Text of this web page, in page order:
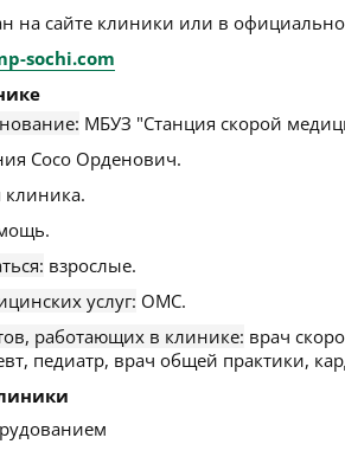
на сайте клиники или в
sochi.com
МБУЗ "Станция скорой
Сосо Орденович.
клиника.
взрослые.
услуг: ОМС.
работающих в клинике: врач
педиатр, врач общей практики,